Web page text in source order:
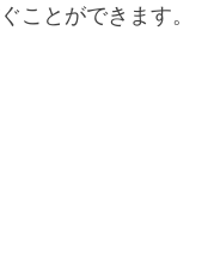
ことができます。